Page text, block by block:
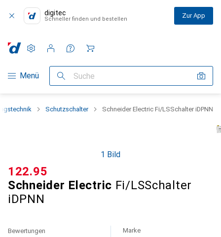
digitec
Schneller finden und bestellen Zur App
Navigation nach Kategorien
Menü Suche
Einstellungen
Kundenkonto
Vergleichslisten
Merklisten
Warenkorb
Schutzschalter Schneider Electric Fi/LSSchalter iDPNN
1 Bild
Schneider Electric Fi/LSSchalter
iDPNN
CHF
122.95
Bewertungen Marke